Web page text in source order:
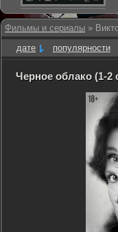
Фильмы и сериалы »
дате
популярности
Черное облако (1-2